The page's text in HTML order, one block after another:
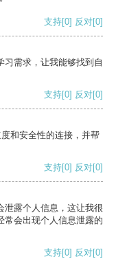
支持[0] 反对[0]
习需求，让我能够找到自
支持[0] 反对[0]
和安全性的连接，并帮
支持[0] 反对[0]
泄露个人信息，这让我很
常会出现个人信息泄露的
支持[0] 反对[0]